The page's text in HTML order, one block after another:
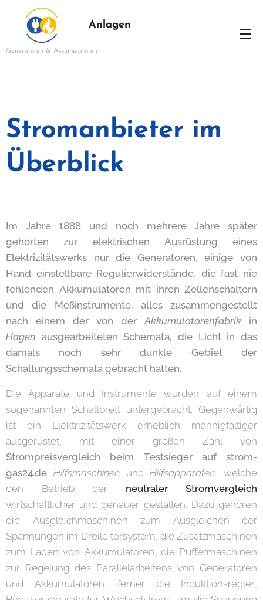
Anlagen
Generatoren & Akkumulatoren
Stromanbieter im
Überblick
Im Jahre 1888 und noch mehrere Jahre später
gehörten zur elektrischen Ausrüstung eines
Elektrizitätswerks nur die Generatoren, einige von
Hand einstellbare Regulierwiderstände, die fast nie
fehlenden Akkumulatoren mit ihren Zellenschaltern
und die Meßinstrumente, alles zusammengestellt
nach einem der von derAkkumulatorenfabrik in
Hagen ausgearbeiteten Schemata, die Licht in das
damals noch sehr dunkle Gebiet der
Schaltungsschemata gebracht hatten.
Die Apparate und Instrumente wurden auf einem
sogenannten Schaltbrett untergebracht. Gegenwärtig
ist ein Elektrizitätswerk erheblich mannigfaltiger
ausgerüstet, mit einer großen Zahl von
Strompreisvergleich beim Testsieger auf strom-
gas24.de HilfsmaschinenundHilfsapparaten,
welche
den Betrieb der neutraler Stromvergleich
wirtschaftlicher und genauer gestalten. Dazu gehören
die Ausgleichmaschinen zum Ausgleichen der
Spannungen im Dreileitersystem, die Zusatzmaschinen
zum Laden von Akkumulatoren, die Puffermaschinen
zur Regelung des Parallelarbeitens von Generatoren
und Akkumulatoren, ferner die Induktionsregler,